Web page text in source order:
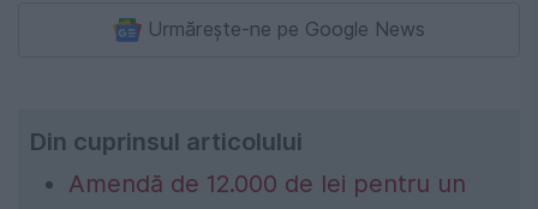
Urmărește-ne pe Google News
Din cuprinsul articolului
Amendă de 12.000 de lei pentru un